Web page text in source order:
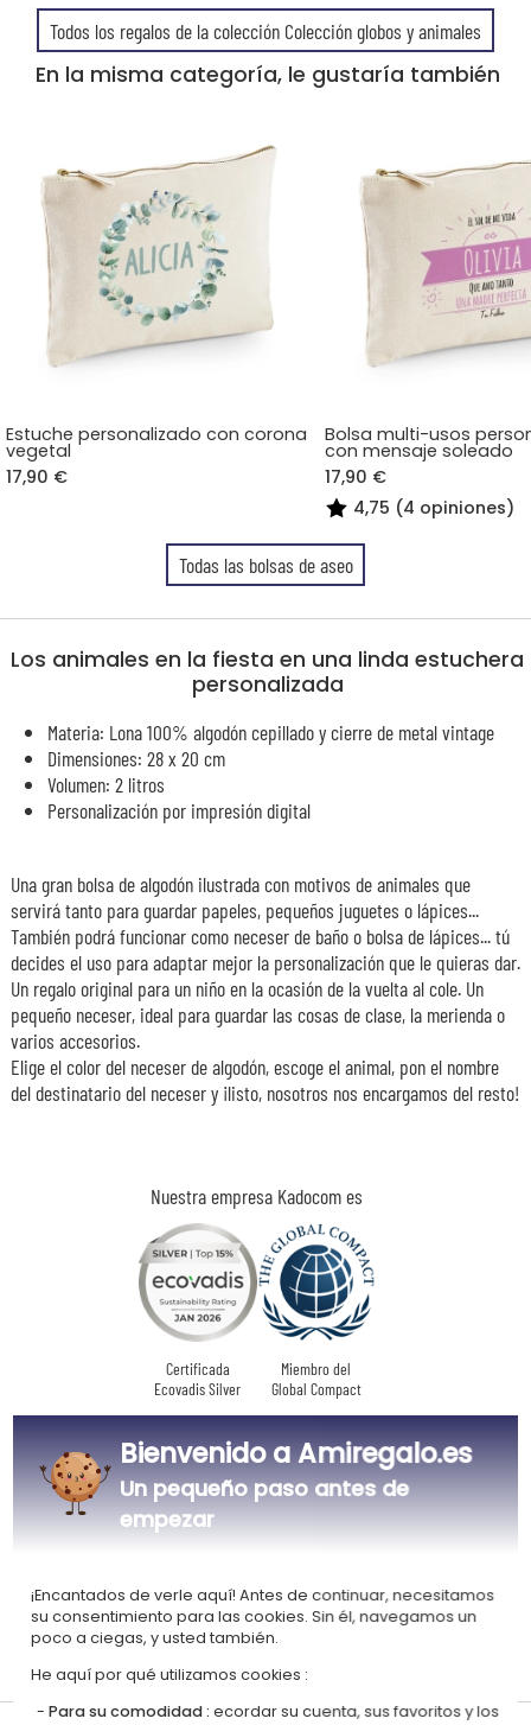
Todos los regalos de la colección Colección globos y animales
En la misma categoría, le gustaría también
Estuche personalizado con corona
vegetal
17,90 €
Bolsa multi-usos
con mensaje soleado
17,90 €
4,75 (4 opiniones)
Todas las bolsas de aseo
Los animales en la fiesta en una linda estuchera
personalizada
Materia: Lona 100% algodón cepillado y cierre de metal vintage
Dimensiones: 28 x 20 cm
Volumen: 2 litros
Personalización por impresión digital
Nuestra empresa Kadocom es
Certificada
Ecovadis Silver
Miembro del
Global Compact
Nuestro enfoque RSE Glosario de etiquetas
Este regalo es
en Francia
Una gran bolsa de algodón ilustrada con motivos de animales que
servirá tanto para guardar papeles, pequeños juguetes o lápices...
También podrá funcionar como neceser de baño o bolsa de lápices... tú
decides el uso para adaptar mejor la personalización que le quieras dar.
Un regalo original para un niño en la ocasión de la vuelta al cole. Un
pequeño neceser, ideal para guardar las cosas de clase, la merienda o
varios accesorios.
Elige el color del neceser de algodón, escoge el animal, pon el nombre
del destinatario del neceser y ¡listo, nosotros nos encargamos del resto!
Bienvenido a Amiregalo.es
Un pequeño paso antes de
empezar
¡Encantados de verle aquí! Antes de continuar, necesitamos
su consentimiento para las cookies. Sin él, navegamos un
poco a ciegas, y usted también.
He aquí por qué utilizamos cookies :
Para su comodidad : ecordar su cuenta, sus favoritos y los